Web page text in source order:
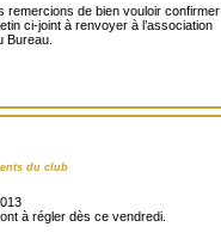
remercions de bien vouloir confirmer
ci-joint à renvoyer à l’association
Bureau.
du club
à régler dès ce vendredi.